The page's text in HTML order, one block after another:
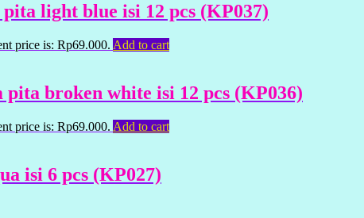
light blue isi 12 pcs (KP037)
price is: Rp69.000. Add to cart
broken white isi 12 pcs (KP036)
price is: Rp69.000. Add to cart
isi 6 pcs (KP027)